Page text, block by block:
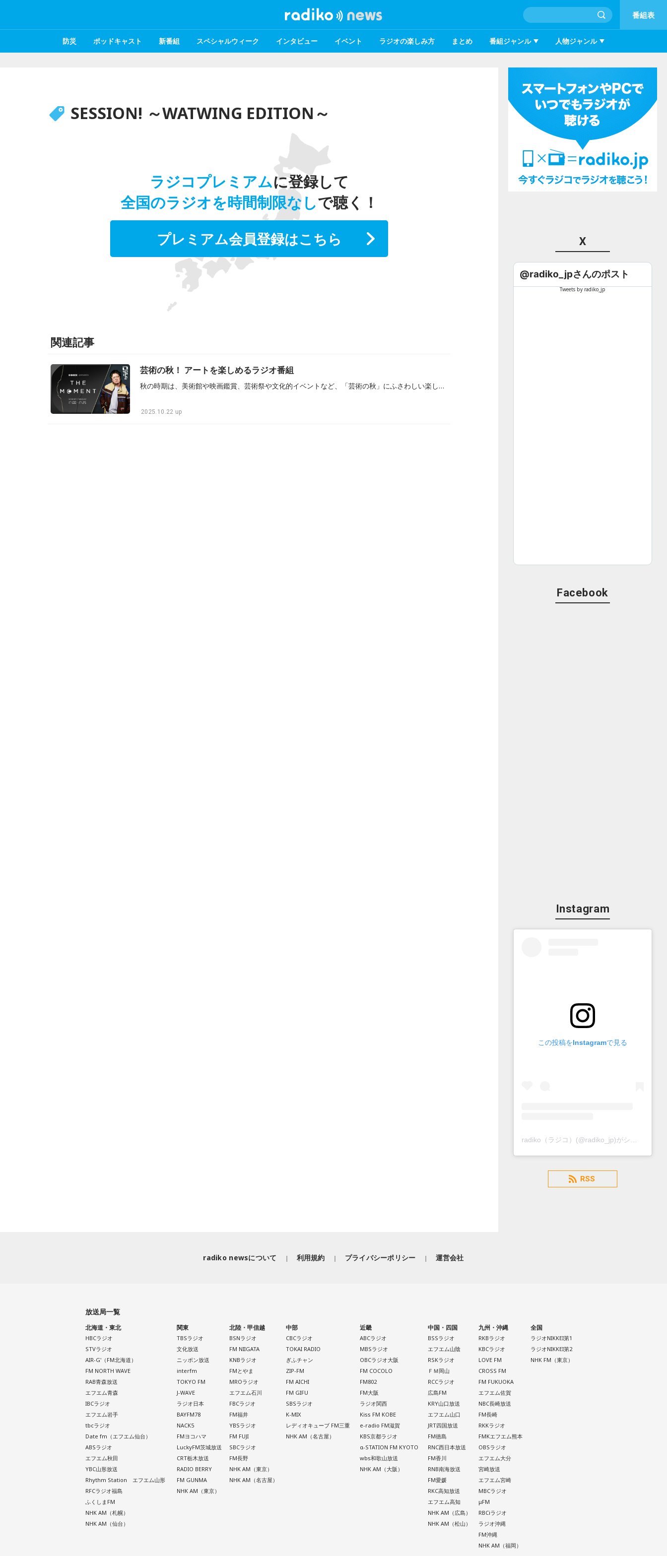
番組表
防災 ポッドキャスト 新番組 スペシャルウィーク インタビュー イベント ラジオの楽しみ方 まとめ 番組ジャンル 人物ジャンル
SESSION! ～WATWING EDITION～
ラジコプレミアムに登録して
全国のラジオを時間制限なしで聴く！
プレミアム会員登録はこちら
関連記事
芸術の秋！ アートを楽しめるラジオ番組
秋の時期は、美術館や映画鑑賞、芸術祭や文化的イベントなど、「芸術の秋」にふさわしい楽しいイベントが盛りだくさんです。当記事では、「芸術の秋」にぴったりのラジオ番組をピックアップ。今注目のクリエイターがパーソナリティを務める番組や、映画や美術などの最新情報を発信する番組をご紹介します。
2025.10.22 up
X
@radiko_jpさんのポスト
Tweets by radiko_jp
Facebook
Instagram
この投稿をInstagramで見る
radiko（ラジコ）(@radiko_jp)がシェアした投稿
RSS
radiko newsについて 利用規約 プライバシーポリシー 運営会社
放送局一覧
北海道・東北
HBCラジオ
STVラジオ
AIR-G'（FM北海道）
FM NORTH WAVE
RAB青森放送
エフエム青森
IBCラジオ
エフエム岩手
tbcラジオ
Date fm（エフエム仙台）
ABSラジオ
エフエム秋田
YBC山形放送
Rhythm Station エフエム山形
RFCラジオ福島
ふくしまFM
NHK AM（札幌）
NHK AM（仙台）
関東
TBSラジオ
文化放送
ニッポン放送
interfm
TOKYO FM
J-WAVE
ラジオ日本
BAYFM78
NACK5
FMヨコハマ
LuckyFM茨城放送
CRT栃木放送
RADIO BERRY
FM GUNMA
NHK AM（東京）
北陸・甲信越
BSNラジオ
FM NIIGATA
KNBラジオ
FMとやま
MROラジオ
エフエム石川
FBCラジオ
FM福井
YBSラジオ
FM FUJI
SBCラジオ
FM長野
NHK AM（東京）
NHK AM（名古屋）
中部
CBCラジオ
TOKAI RADIO
ぎふチャン
ZIP-FM
FM AICHI
FM GIFU
SBSラジオ
K-MIX
レディオキューブ FM三重
NHK AM（名古屋）
近畿
ABCラジオ
MBSラジオ
OBCラジオ大阪
FM COCOLO
FM802
FM大阪
ラジオ関西
Kiss FM KOBE
e-radio FM滋賀
KBS京都ラジオ
α-STATION FM KYOTO
wbs和歌山放送
NHK AM（大阪）
中国・四国
BSSラジオ
エフエム山陰
RSKラジオ
ＦＭ岡山
RCCラジオ
広島FM
KRY山口放送
エフエム山口
JRT四国放送
FM徳島
RNC西日本放送
FM香川
RNB南海放送
FM愛媛
RKC高知放送
エフエム高知
NHK AM（広島）
NHK AM（松山）
九州・沖縄
RKBラジオ
KBCラジオ
LOVE FM
CROSS FM
FM FUKUOKA
エフエム佐賀
NBC長崎放送
FM長崎
RKKラジオ
FMKエフエム熊本
OBSラジオ
エフエム大分
宮崎放送
エフエム宮崎
MBCラジオ
μFM
RBCiラジオ
ラジオ沖縄
FM沖縄
NHK AM（福岡）
全国
ラジオNIKKEI第1
ラジオNIKKEI第2
NHK FM（東京）